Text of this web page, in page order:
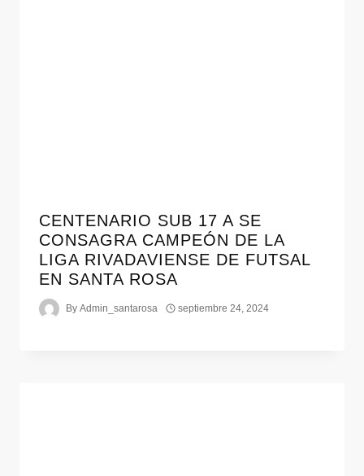
CENTENARIO SUB 17 A SE
CONSAGRA CAMPEÓN DE LA
LIGA RIVADAVIENSE DE FUTSAL
EN SANTA ROSA
By Admin_santarosa septiembre 24, 2024